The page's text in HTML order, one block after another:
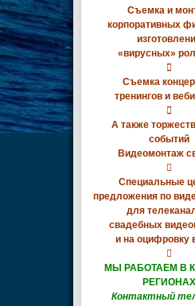
Съемка и
корпоративных
«вирусных»

Съемка
тренингов и

А также
событий
Видеомонтаж

Специальные
предложения по
для
свадебных
и на оцифровку

МЫ РАБОТАЕМ В
РЕГИОНАХ
Контактный